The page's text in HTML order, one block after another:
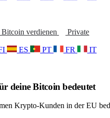
Bitcoin verdienen
Private
ES PT FR
IT
deine Bitcoin bedeutet
Krypto-Kunden in der EU